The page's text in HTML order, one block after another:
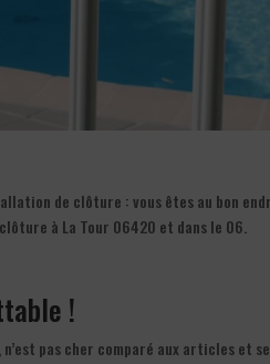
de clôture : vous êtes au bon
à La Tour 06420 et dans le 06.
!
pas cher comparé aux articles et